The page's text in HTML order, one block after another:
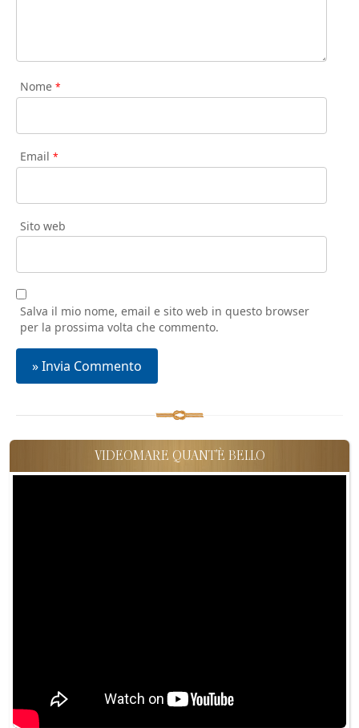
Nome *
Email *
Sito web
Salva il mio nome, email e sito web in questo browser
per la prossima volta che commento.
VIDEOMARE QUANT'È BELLO